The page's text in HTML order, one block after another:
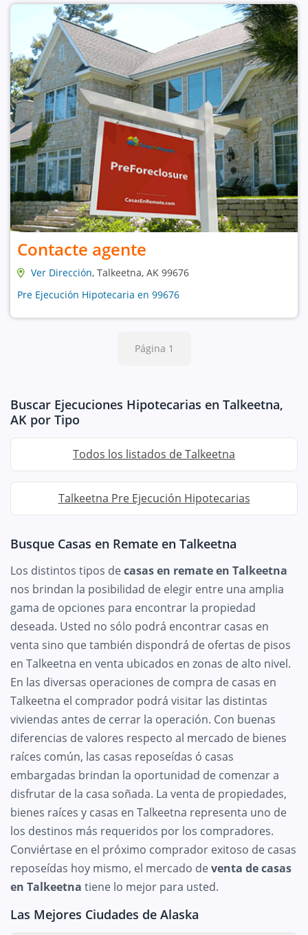
Contacte agente
Ver Dirección, Talkeetna, AK 99676
Pre Ejecución Hipotecaria en 99676
Página 1
Buscar Ejecuciones Hipotecarias en Talkeetna,
AK por Tipo
Todos los listados de Talkeetna
Talkeetna Pre Ejecución Hipotecarias
Busque Casas en Remate en Talkeetna
Los distintos tipos decasas en remate en Talkeetna
nos brindan la posibilidad de elegir entre una amplia
gama de opciones para encontrar la propiedad
deseada. Usted no sólo podrá encontrar casas en
venta sino que también dispondrá de ofertas de pisos
en Talkeetna en venta ubicados en zonas de alto nivel.
En las diversas operaciones de compra de casas en
Talkeetna el comprador podrá visitar las distintas
viviendas antes de cerrar la operación. Con buenas
diferencias de valores respecto al mercado de bienes
raíces común, las casas reposeídas ó casas
embargadas brindan la oportunidad de comenzar a
disfrutar de la casa soñada. La venta de propiedades,
bienes raíces y casas en Talkeetna representa uno de
los destinos más requeridos por los compradores.
Conviértase en el próximo comprador exitoso de casas
reposeídas hoy mismo, el mercado deventa de casas
en Talkeetna tiene lo mejor para usted.
Las Mejores Ciudades de Alaska